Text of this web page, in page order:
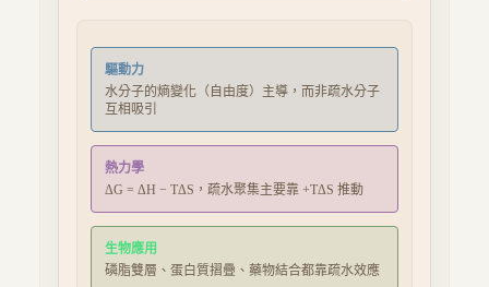
驅動力
水分子的熵變化（自由度）主導，而非疏水分子
互相吸引
熱力學
ΔG = ΔH − TΔS，疏水聚集主要靠 +TΔS 推動
生物應用
磷脂雙層、蛋白質摺疊、藥物結合都靠疏水效應